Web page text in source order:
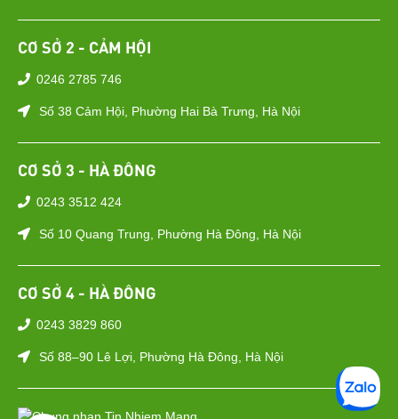
CƠ SỞ 2 - CẢM HỘI
0246 2785 746
Số 38 Cảm Hội, Phường Hai Bà Trưng, Hà Nội
CƠ SỞ 3 - HÀ ĐÔNG
0243 3512 424
Số 10 Quang Trung, Phường Hà Đông, Hà Nội
CƠ SỞ 4 - HÀ ĐÔNG
0243 3829 860
Số 88–90 Lê Lợi, Phường Hà Đông, Hà Nội